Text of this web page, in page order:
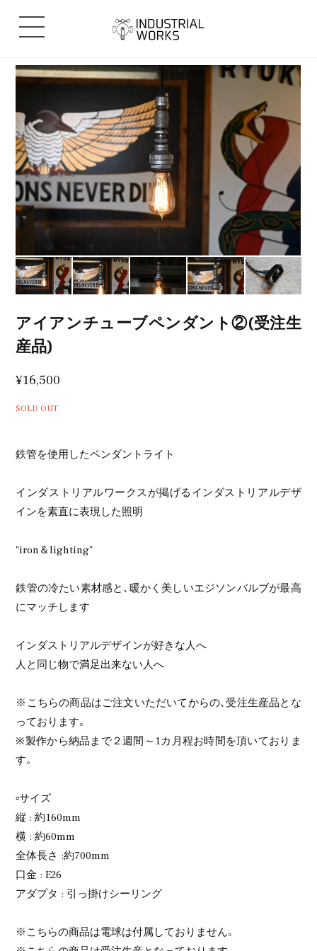
アイアンチューブペンダント②(受注生
産品)
¥16,500
SOLD OUT
鉄管を使用したペンダントライト
インダストリアルワークスが掲げるインダストリアルデザ
インを素直に表現した照明
"iron＆lighting"
鉄管の冷たい素材感と、暖かく美しいエジソンバルブが最高
にマッチします
インダストリアルデザインが好きな人へ
人と同じ物で満足出来ない人へ
※こちらの商品はご注文いただいてからの、受注生産品とな
っております。
※製作から納品まで２週間～1カ月程お時間を頂いておりま
す。
▫️サイズ
縦 : 約160mm
横 : 約60mm
全体長さ :約700mm
口金 : E26
アダプタ : 引っ掛けシーリング
※こちらの商品は電球は付属しておりません。